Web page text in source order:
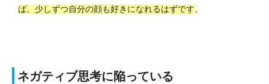
ば、少しずつ自分の顔も好きになれるはずです。
ネガティブ思考に陥っている